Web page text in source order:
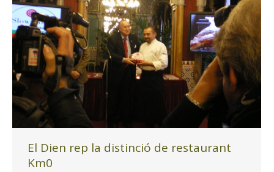
El Dien rep la distinció de restaurant
Km0